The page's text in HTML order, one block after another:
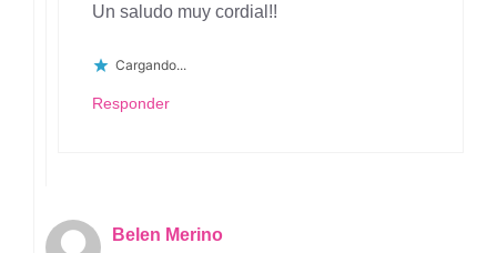
Un saludo muy cordial!!
Cargando...
Responder
Belen Merino